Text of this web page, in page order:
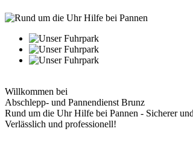
Willkommen bei
Abschlepp- und Pannendienst Brunz
Rund um die Uhr Hilfe bei Pannen - Sicherer
Verlässlich und professionell!